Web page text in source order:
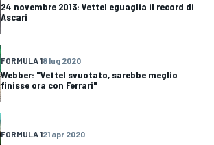
24 novembre 2013: Vettel eguaglia il record di
Ascari
FORMULA 18 lug 2020
Webber: "Vettel svuotato, sarebbe meglio
finisse ora con Ferrari"
FORMULA 121 apr 2020